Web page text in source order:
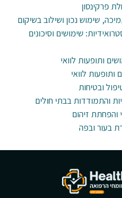
פרקינסון
שימוש נכון ושילוב בשיקום
שימושים וסיכונים
ותופעות לוואי
ובטיחות
והפחתת זיהום
בעור ובפה